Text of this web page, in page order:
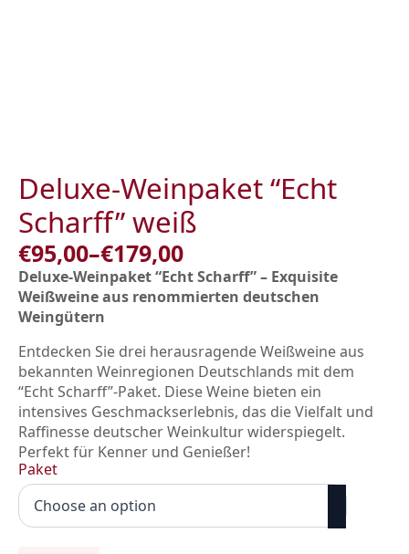
Deluxe-Weinpaket “Echt
Scharff” weiß
€95,00–€179,00
Price
range:
€95,00
through
€179,00
Deluxe-Weinpaket “Echt Scharff” – Exquisite
Weißweine aus renommierten deutschen
Weingütern
Entdecken Sie drei herausragende Weißweine aus
bekannten Weinregionen Deutschlands mit dem
“Echt Scharff”-Paket. Diese Weine bieten ein
intensives Geschmackserlebnis, das die Vielfalt und
Raffinesse deutscher Weinkultur widerspiegelt.
Perfekt für Kenner und Genießer!
Paket